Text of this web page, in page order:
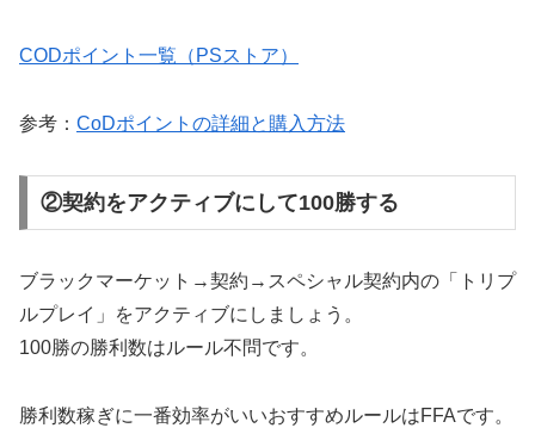
CODポイント一覧（PSストア）
参考： CoDポイントの詳細と購入方法
②契約をアクティブにして100勝する
ブラックマーケット→契約→スペシャル契約内の「トリプ
ルプレイ」をアクティブにしましょう。
100勝の勝利数はルール不問です。
勝利数稼ぎに一番効率がいいおすすめルールはFFAです。